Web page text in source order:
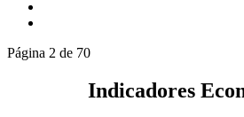
Página 2 de 70
Indicadores